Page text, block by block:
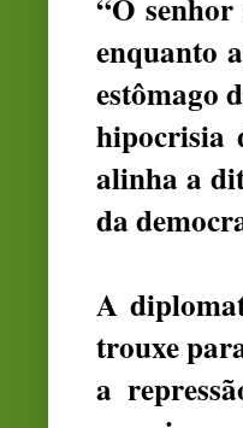
enquanto
estômago
hipocrisia
alinha a
da
A
trouxe
a